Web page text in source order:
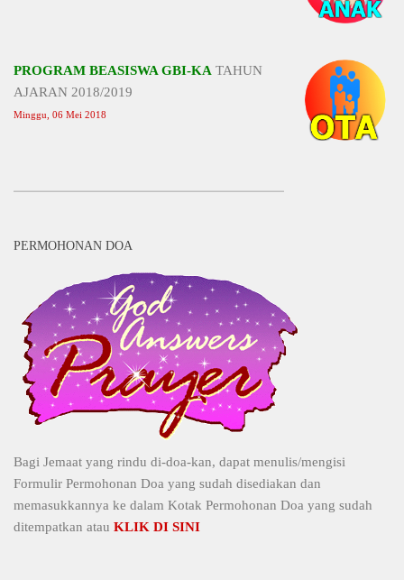
PROGRAM BEASISWA GBI-KA TAHUN
AJARAN 2018/2019
Minggu, 06 Mei 2018
PERMOHONAN DOA
Bagi Jemaat yang rindu di-doa-kan, dapat menulis/mengisi
Formulir Permohonan Doa yang sudah disediakan dan
memasukkannya ke dalam Kotak Permohonan Doa yang sudah
ditempatkan atau KLIK DI SINI